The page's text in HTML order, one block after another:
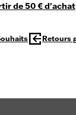
de 50 € d'achat
Retours